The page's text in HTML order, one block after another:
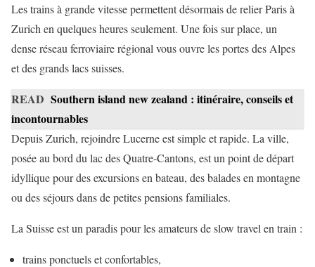
Les trains à grande vitesse permettent désormais de relier Paris à
Zurich en quelques heures seulement. Une fois sur place, un
dense réseau ferroviaire régional vous ouvre les portes des Alpes
et des grands lacs suisses.
READ Southern island new zealand : itinéraire, conseils et
incontournables
Depuis Zurich, rejoindre Lucerne est simple et rapide. La ville,
posée au bord du lac des Quatre-Cantons, est un point de départ
idyllique pour des excursions en bateau, des balades en montagne
ou des séjours dans de petites pensions familiales.
La Suisse est un paradis pour les amateurs de slow travel en train :
trains ponctuels et confortables,